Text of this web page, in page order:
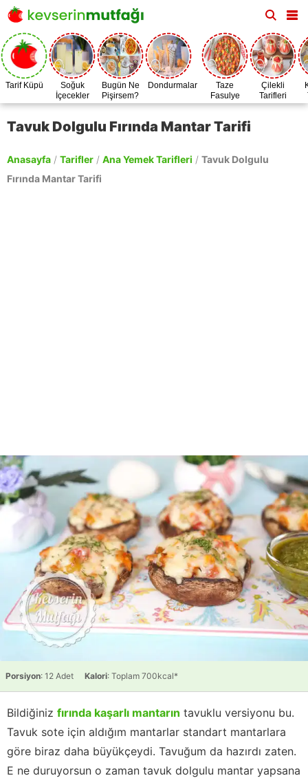
Tarif Küpü
Soğuk
İçecekler
Bugün Ne
Pişirsem?
Dondurmalar
Taze
Fasulye
Zamanı
Çilekli
Tarifleri
Tavuk Dolgulu Fırında Mantar Tarifi
Anasayfa / Tarifler / Ana Yemek Tarifleri / Tavuk Dolgulu
Fırında Mantar Tarifi
Porsiyon: 12 Adet Kalori: Toplam 700kcal*
Bildiğiniz fırında kaşarlı mantarın tavuklu versiyonu bu.
Tavuk sote için aldığım mantarlar standart mantarlara
göre biraz daha büyükçeydi. Tavuğum da hazırdı zaten.
E ne duruyorsun o zaman tavuk dolgulu mantar yapsana